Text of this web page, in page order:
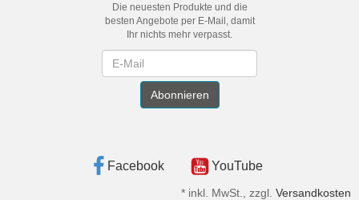
Die neuesten Produkte und die
besten Angebote per E-Mail, damit
Ihr nichts mehr verpasst.
Abonnieren
Facebook YouTube
* inkl. MwSt., zzgl. Versandkosten